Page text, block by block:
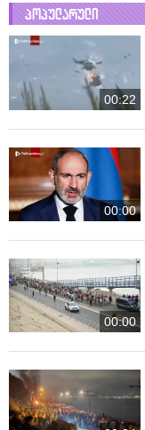
პოპულარული
00:22
00:00
00:00